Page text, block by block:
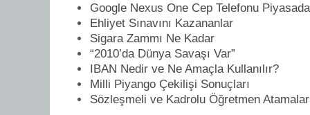
Google Nexus One Cep Telefonu Piyasada
Ehliyet Sınavını Kazananlar
Sigara Zammı Ne Kadar
“2010’da Dünya Savaşı Var”
IBAN Nedir ve Ne Amaçla Kullanılır?
Milli Piyango Çekilişi Sonuçları
Sözleşmeli ve Kadrolu Öğretmen